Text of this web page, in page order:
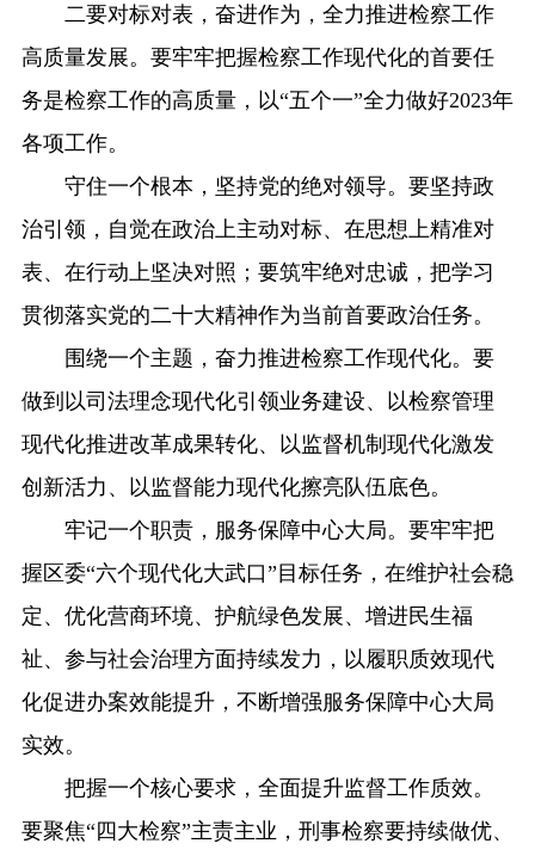
二要对标对表，奋进作为，全力推进检察工作
高质量发展。要牢牢把握检察工作现代化的首要任
务是检察工作的高质量，以“五个一”全力做好2023年
各项工作。
守住一个根本，坚持党的绝对领导。要坚持政
治引领，自觉在政治上主动对标、在思想上精准对
表、在行动上坚决对照；要筑牢绝对忠诚，把学习
贯彻落实党的二十大精神作为当前首要政治任务。
围绕一个主题，奋力推进检察工作现代化。要
做到以司法理念现代化引领业务建设、以检察管理
现代化推进改革成果转化、以监督机制现代化激发
创新活力、以监督能力现代化擦亮队伍底色。
牢记一个职责，服务保障中心大局。要牢牢把
握区委“六个现代化大武口”目标任务，在维护社会稳
定、优化营商环境、护航绿色发展、增进民生福
祉、参与社会治理方面持续发力，以履职质效现代
化促进办案效能提升，不断增强服务保障中心大局
实效。
把握一个核心要求，全面提升监督工作质效。
要聚焦“四大检察”主责主业，刑事检察要持续做优、